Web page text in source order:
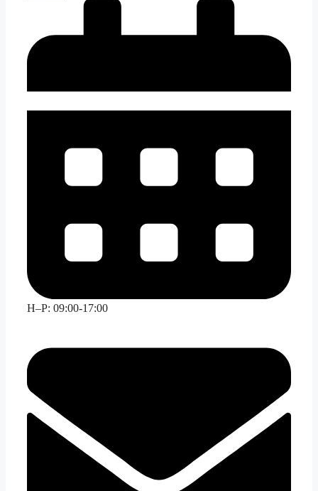
H–P: 09:00-17:00